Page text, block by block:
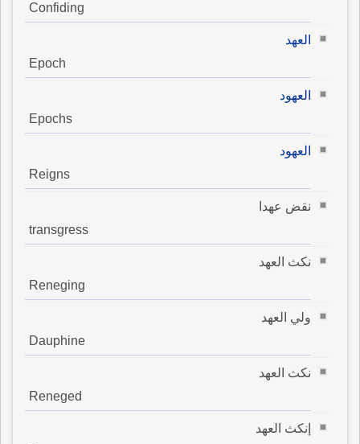
Confiding
العهد
Epoch
العهود
Epochs
العهود
Reigns
نقض عهدا
transgress
نكث العهد
Reneging
ولي العهد
Dauphine
نكث العهد
Reneged
إنكث العهد